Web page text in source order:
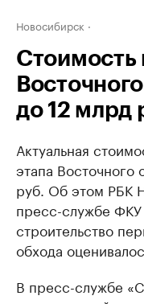
Новосибирск
Стоимость
до 12 млрд
Актуальная
этапа Восточного
руб. Об этом РБК
пресс-службе
строительство
обхода
В пресс-службе